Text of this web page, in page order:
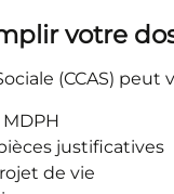
votre
(CCAS)
justificatives
de vie